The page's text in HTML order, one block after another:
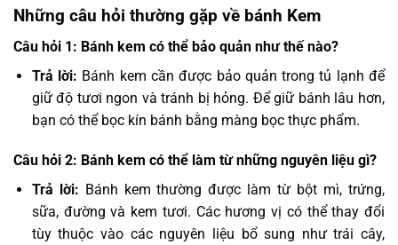
Những câu hỏi thường gặp về bánh Kem
Câu hỏi 1: Bánh kem có thể bảo quản như thế nào?
Trả lời: Bánh kem cần được bảo quản trong tủ lạnh để
giữ độ tươi ngon và tránh bị hỏng. Để giữ bánh lâu hơn,
bạn có thể bọc kín bánh bằng màng bọc thực phẩm.
Câu hỏi 2: Bánh kem có thể làm từ những nguyên liệu gì?
Trả lời: Bánh kem thường được làm từ bột mì, trứng,
sữa, đường và kem tươi. Các hương vị có thể thay đổi
tùy thuộc vào các nguyên liệu bổ sung như trái cây,